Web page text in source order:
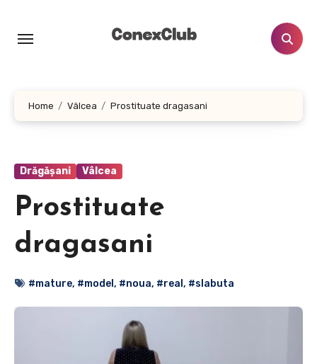
content
Home Vâlcea Prostituate dragasani
Drăgășani Vâlcea
Prostituate
dragasani
#mature, #model , #noua, #real , #slabuta